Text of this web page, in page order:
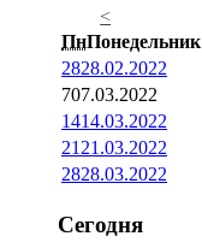
<
ПнПонедельник
2828.02.2022
707.03.2022
1414.03.2022
21 21.03.2022
2828.03.2022
Сегодня